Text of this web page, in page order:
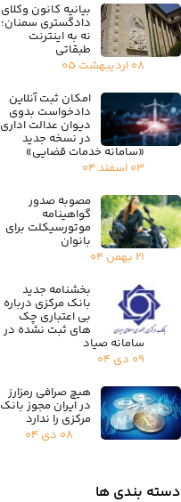
دسته بندی ها
بیانیه کانون وکلای
دادگستری سمنان؛
نه به اینترنت
طبقاتی
۰۸ اردیبهشت ۰۵
امکان ثبت آنلاین
دادخواست بدوی
دیوان عدالت اداری
در نسخه جدید
«سامانه خدمات قضایی»
۰۳ اسفند ۰۴
مصوبه صدور
گواهینامه
موتورسیکلت برای
بانوان
۲۱ بهمن ۰۴
بخشنامه جدید
بانک مرکزی درباره
بی اعتباری چک
های ثبت نشده در
سامانه صیاد
۰۹ دی ۰۴
هیچ صرافی رمزارز
در ایران مجوز بانک
مرکزی را ندارد
۰۸ دی ۰۴